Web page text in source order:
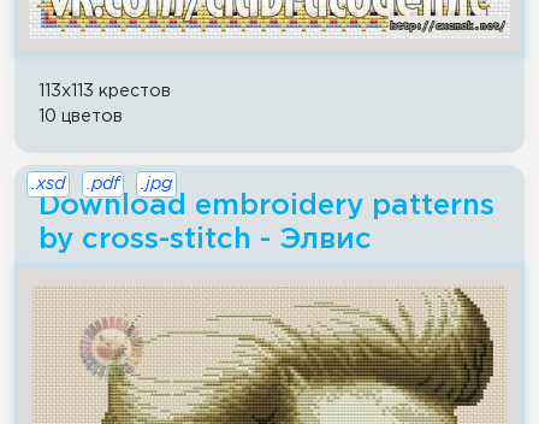
113x113 крестов
10 цветов
Download embroidery patterns
by cross-stitch - Элвис
.xsd .pdf .jpg